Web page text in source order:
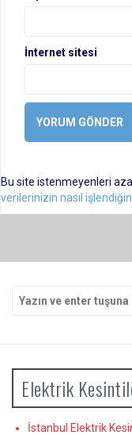
İnternet sitesi
Bu site istenmeyenleri
verilerinizin nasıl
yap:
Elektrik
İstanbul Elektrik